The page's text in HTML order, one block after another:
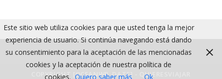
COPYRIGHT [OCEANWP_DATE] - QUIERESVIAJAR
Este sitio web utiliza cookies para que usted tenga la mejor
experiencia de usuario. Si continúa navegando está dando
su consentimiento para la aceptación de las mencionadas
cookies y la aceptación de nuestra política de
cookies. Quiero saber más Ok